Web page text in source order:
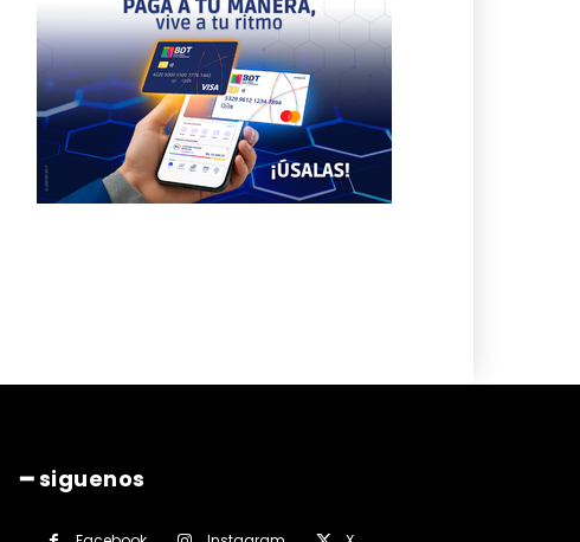
━ siguenos